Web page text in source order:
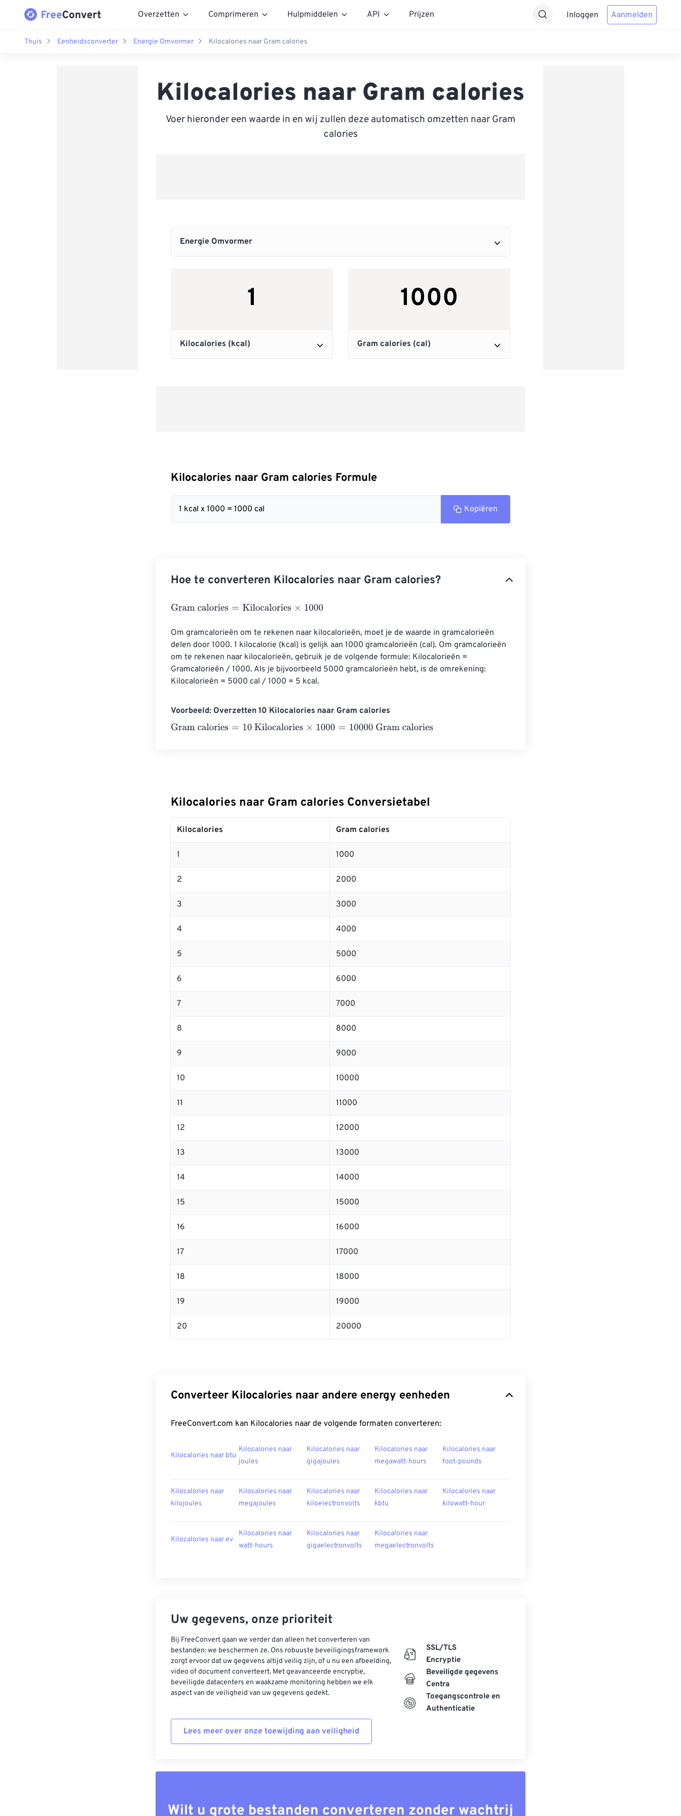
Overzetten Comprimeren Hulpmiddelen API Prijzen Inloggen Aanmelden
Thuis Eenheidsconverter Energie Omvormer Kilocalories naar Gram calories
Kilocalories naar Gram calories
Voer hieronder een waarde in en wij zullen deze automatisch omzetten naar Gram
calories
Kilocalories naar Gram calories Formule
1 kcal x 1000 = 1000 cal Kopiëren
Hoe te converteren Kilocalories naar Gram calories?
Gram calories=Kilocalories×1000
Om gramcalorieën om te rekenen naar kilocalorieën, moet je de waarde in gramcalorieën
delen door 1000. 1 kilocalorie (kcal) is gelijk aan 1000 gramcalorieën (cal). Om gramcalorieën
om te rekenen naar kilocalorieën, gebruik je de volgende formule: Kilocalorieën =
Gramcalorieën / 1000. Als je bijvoorbeeld 5000 gramcalorieën hebt, is de omrekening:
Kilocalorieën = 5000 cal / 1000 = 5 kcal.
Voorbeeld: Overzetten 10 Kilocalories naar Gram calories
Gram calories=10 Kilocalories×1000= 10000 Gram calories
Kilocalories naar Gram calories Conversietabel
Kilocalories Gram calories
1 1000
2 2000
3 3000
4 4000
5 5000
6 6000
7 7000
8 8000
9 9000
10 10000
11 11000
12 12000
13 13000
14 14000
15 15000
16 16000
17 17000
18 18000
19 19000
20 20000
Converteer Kilocalories naar andere energy eenheden
FreeConvert.com kan Kilocalories naar de volgende formaten converteren:
Kilocalories naar btu
Kilocalories naar
joules
Kilocalories naar
gigajoules
Kilocalories naar
megawatt-hours
Kilocalories naar
foot-pounds
Kilocalories naar
kilojoules
Kilocalories naar
megajoules
Kilocalories naar
kiloelectronvolts
Kilocalories naar
kbtu
Kilocalories naar
kilowatt-hour
Kilocalories naar ev
Kilocalories naar
watt-hours
Kilocalories naar
gigaelectronvolts
Kilocalories naar
megaelectronvolts
Uw gegevens, onze prioriteit
Bij FreeConvert gaan we verder dan alleen het converteren van
bestanden: we beschermen ze. Ons robuuste beveiligingsframework
zorgt ervoor dat uw gegevens altijd veilig zijn, of u nu een afbeelding,
video of document converteert. Met geavanceerde encryptie,
beveiligde datacenters en waakzame monitoring hebben we elk
aspect van de veiligheid van uw gegevens gedekt.
Lees meer over onze toewijding aan veiligheid
SSL/TLS
Encryptie
Beveiligde gegevens
Centra
Toegangscontrole en
Authenticatie
Wilt u grote bestanden converteren zonder wachtrij